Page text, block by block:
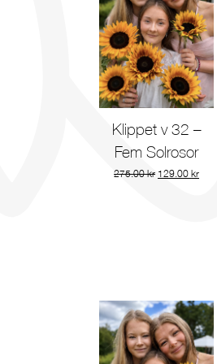
Gå till produkt
Klippet v 32 –
Fem Solrosor
275.00kr Det
129.00kr